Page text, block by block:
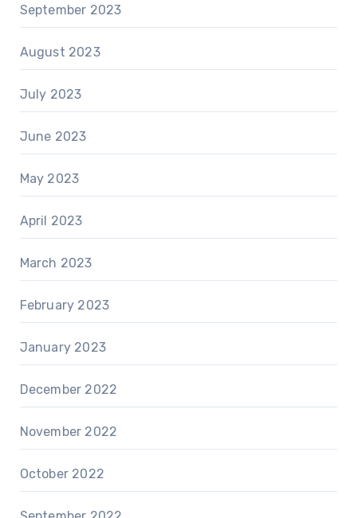
September 2023
August 2023
July 2023
June 2023
May 2023
April 2023
March 2023
February 2023
January 2023
December 2022
November 2022
October 2022